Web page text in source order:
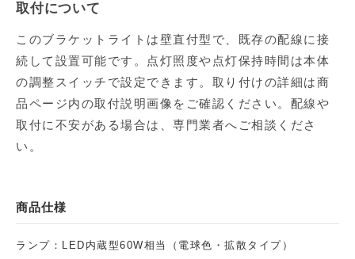
取付について
このブラケットライトは壁直付型で、既存の配線に接
続して設置可能です。点灯照度や点灯保持時間は本体
の調整スイッチで設定できます。取り付けの詳細は商
品ページ内の取付説明画像をご確認ください。配線や
取付に不安がある場合は、専門業者へご相談くださ
い。
商品仕様
ランプ：LED内蔵型60W相当（電球色・拡散タイプ）